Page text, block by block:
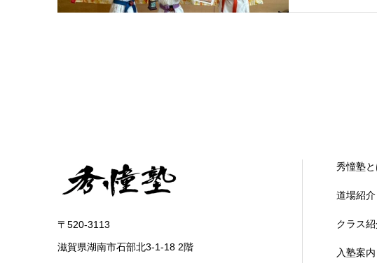
〒520-3113
滋賀県湖南市石部北3-1-18 2階
秀憧塾と
道場紹介
クラス
入塾案内